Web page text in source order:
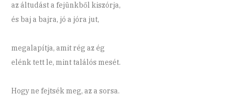
az áltudást a fejünkből kiszórja,
és baj a bajra, jó a jóra jut,
megalapítja, amit rég az ég
elénk tett le, mint találós mesét.
Hogy ne fejtsék meg, az a sorsa.